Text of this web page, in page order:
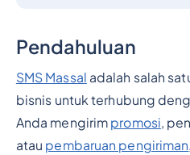
Pendahuluan
SMS Massal adalah salah
bisnis untuk terhubung
Anda mengirim promosi,
atau pembaruan pengiriman